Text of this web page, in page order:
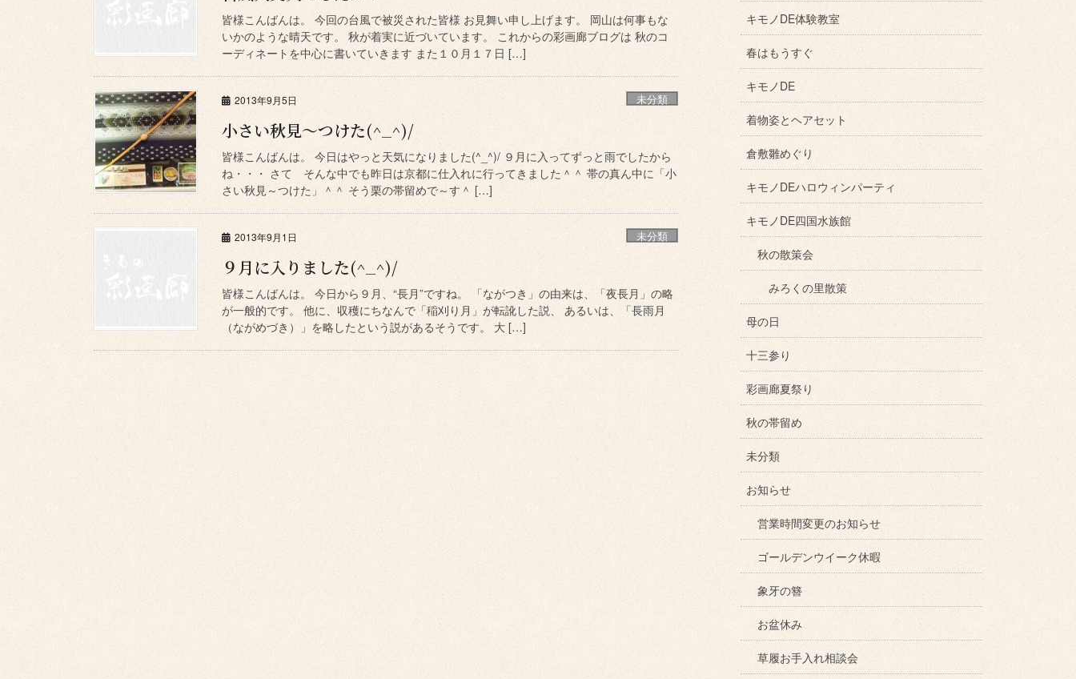
皆様こんばんは。 今回の台風で被災された皆様 お見舞い申し上げます。 岡山は何事もな
いかのような晴天です。 秋が着実に近づいています。 これからの彩画廊ブログは 秋のコ
ーディネートを中心に書いていきます また１０月１７日 […]
2013年9月5日 未分類
小さい秋見～つけた(^_^)/
皆様こんばんは。 今日はやっと天気になりました(^_^)/ ９月に入ってずっと雨でしたから
ね・・・ さて そんな中でも昨日は京都に仕入れに行ってきました＾＾ 帯の真ん中に「小
さい秋見～つけた」＾＾ そう栗の帯留めで～す＾ […]
2013年9月1日 未分類
９月に入りました(^_^)/
皆様こんばんは。 今日から９月、“長月”ですね。 「ながつき」の由来は、「夜長月」の略
が一般的です。 他に、収穫にちなんで「稲刈り月」が転訛した説、 あるいは、「長雨月
（ながめづき）」を略したという説があるそうです。 大 […]
キモノDE体験教室
春はもうすぐ
キモノDE
着物姿とヘアセット
倉敷雛めぐり
キモノDEハロウィンパーティ
キモノDE四国水族館
秋の散策会
みろくの里散策
母の日
十三参り
彩画廊夏祭り
秋の帯留め
未分類
お知らせ
営業時間変更のお知らせ
ゴールデンウイーク休暇
象牙の簪
お盆休み
草履お手入れ相談会